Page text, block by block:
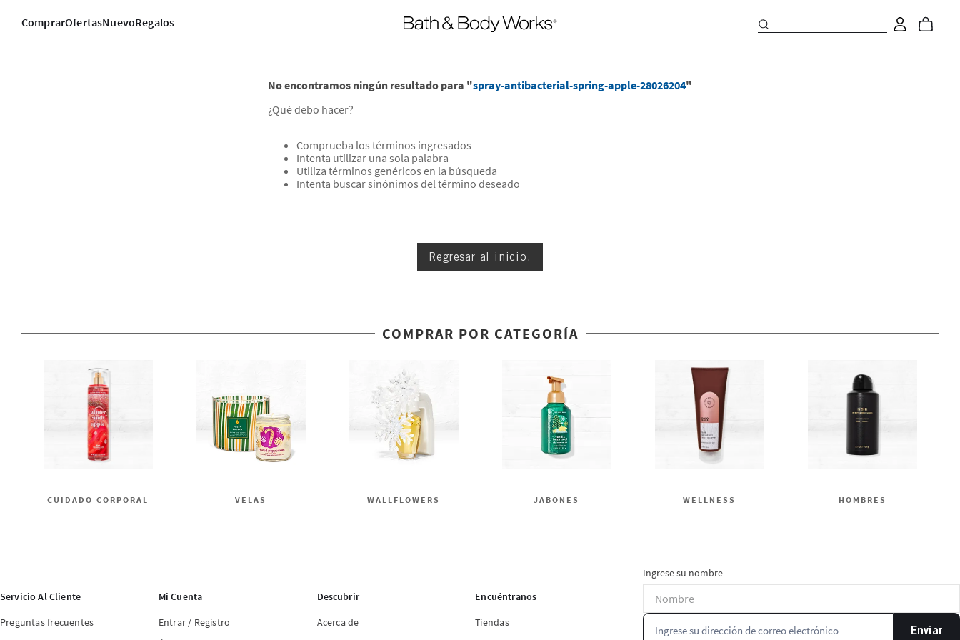
ComprarOfertasNuevoRegalos
No encontramos ningún resultado para "spray-antibacterial-spring-apple-28026204"
¿Qué debo hacer?
Comprueba los términos ingresados
Intenta utilizar una sola palabra
Utiliza términos genéricos en la búsqueda
Intenta buscar sinónimos del término deseado
Regresar al inicio.
COMPRAR POR CATEGORÍA
CUIDADO CORPORAL VELAS WALLFLOWERS JABONES WELLNESS HOMBRES
Servicio Al Cliente
Preguntas frecuentes
Mi Cuenta
Entrar / Registro
Descubrir
Acerca de
Encuéntranos
Tiendas
Ingrese su nombre
Enviar